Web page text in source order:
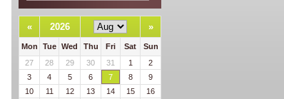
« 2026 »
Mon Tue Wed Thu Fri Sat
Sun
27
28 29 30 31 1
2
3
4 5 6 7 8
9
10
11 12 13 14 15
16